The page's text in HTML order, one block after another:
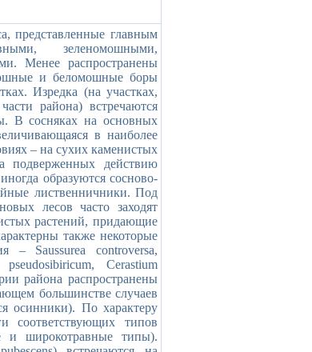
представленные главным
зеленомошными,
Менее распространены
и беломошные боры
Изредка (на участках,
района) встречаются
В сосняках на основных
в наиболее
– на сухих каменистых
действию
образуются сосново-
лиственничники. Под
лесов часто заходят
растений, придающие
также некоторые
– Saussurea controversa,
Cerastium
района распространены
большинстве случаев
осинники). По характеру
соответствующих типов
и широкотравные типы).